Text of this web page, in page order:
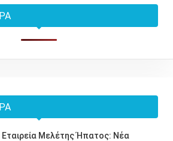
Εταιρεία Μελέτης Ήπατος: Νέα